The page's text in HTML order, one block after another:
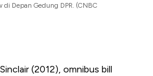
di Depan Gedung DPR. (CNBC
(2012), omnibus bill